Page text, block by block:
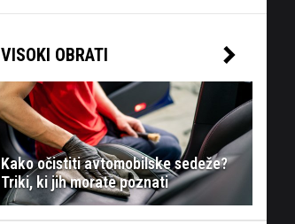
VISOKI OBRATI
Kako očistiti avtomobilske sedeže?
Triki, ki jih morate poznati